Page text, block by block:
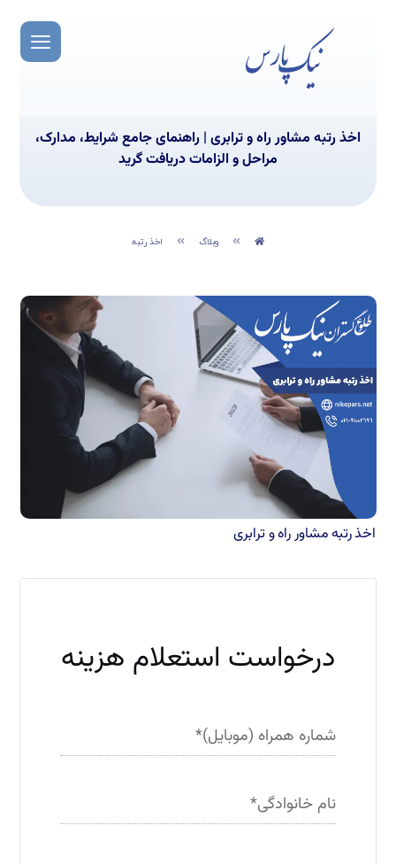
اخذ رتبه مشاور راه و ترابری | راهنمای جامع شرایط، مدارک،
مراحل و الزامات دریافت گرید
وبلاگ اخذ رتبه
اخذ رتبه مشاور راه و ترابری
ف
درخواست استعلام هزینه
شماره همراه (موبایل)*
نام خانوادگی*